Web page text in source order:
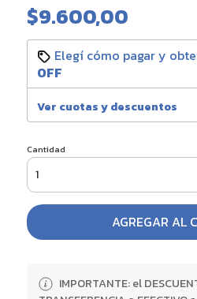
$9.600,00
Elegí cómo pagar y
OFF
Ver cuotas y descuentos
Cantidad
AGREGAR AL
IMPORTANTE: el